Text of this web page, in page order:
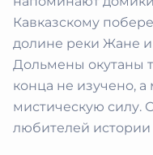
Кавказскому
долине реки Жане
Дольмены окутаны
конца не изучено,
мистическую силу.
любителей истории